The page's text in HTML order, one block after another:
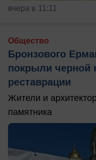
вчера в 11:11
Общество
Бронзового
покрыли черной
реставрации
Жители и
памятника